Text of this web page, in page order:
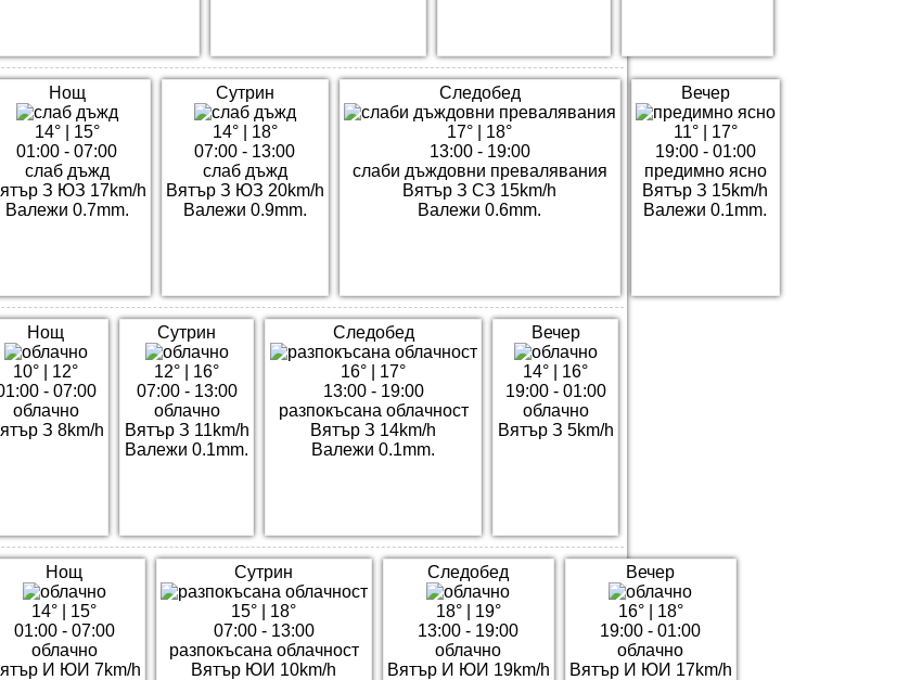
Нощ
14°| 15°
01:00 - 07:00
слаб дъжд
З ЮЗ 17km/h
Валежи 0.7mm.
Сутрин
14°| 18°
07:00 - 13:00
слаб дъжд
Вятър З ЮЗ 20km/h
Валежи 0.9mm.
Следобед
17°
18°
13:00 - 19:00
слаби дъждовни превалявания
Вятър З СЗ 15km/h
Валежи 0.6mm.
Вечер
11°| 17°
19:00 - 01:00
предимно ясно
Вятър З 15km/h
Валежи 0.1mm.
Нощ
10°
12°
- 07:00
облачно
З 8km/h
Сутрин
12°
16°
07:00 - 13:00
облачно
Вятър З 11km/h
Валежи 0.1mm.
Следобед
16°
17°
13:00 - 19:00
разпокъсана облачност
Вятър З 14km/h
Валежи 0.1mm.
Вечер
14°
16°
19:00 - 01:00
облачно
Вятър З 5km/h
Нощ
14°
15°
01:00 - 07:00
облачно
И ЮИ 7km/h
Сутрин
15°
18°
07:00 - 13:00
разпокъсана облачност
Вятър ЮИ 10km/h
Следобед
18°| 19°
13:00 - 19:00
облачно
Вятър И ЮИ 19km/h
Вечер
16°| 18°
19:00 - 01:00
облачно
Вятър И ЮИ 17km/h